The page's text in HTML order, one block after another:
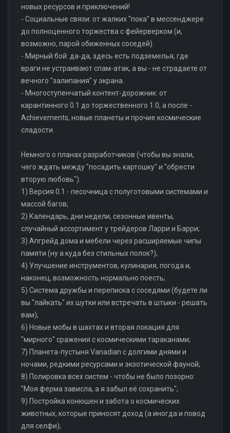
новых ресурсов и приключений!
- Социальные связи: от жалких "пока" в мессенджере
до полноценного торжества с фейерверком (и,
возможно, парой обиженных соседей).
- Мирный бой: да-да, здесь есть подземелья, где
враги не устраивают спам-атак, а вы - не страдаете от
вечного "залипания" у экрана.
- Многоступенчатый контент-дорожник: от
карантинного 0.1 до торжественного 1.0, а после -
Achievements, новые планеты и прочие космические
сладости.
Немного о планах разработчиков (чтобы вы знали,
чего ждать между "посадить картошку" и "обрести
вторую любовь"):
1) Версия 0.1 - песочница с полуготовыми системами и
массой багов;
2) Календарь, дни недели, сезонные ивенты,
случайный ассортимент у трейдеров Ларри и Барри;
3) Апгрейд дома и мебели через расширяемые чипы
памяти (ну а куда без стильных полок?);
4) Улучшение инструментов, кулинария, погода и,
наконец, возможность нормально поесть;
5) Система дружбы и переписка с соседями (будете ли
вы "лайкать" их шутки или встречать в штыки - решать
вам);
6) Новые мобы в шахтах и вторая локация для
"мирного" сражения с космическими тараканами;
7) Планета-пустыня Vanadian с долгими днями и
ночами, редкими ресурсами и экзотической фауной;
8) Полировка всех систем - чтобы не было позорно:
"Моя ферма зависла, а я забыл её сохранить";
9) Постройка конюшен и забота о космических
животных, которые приносят доход (а иногда и повод
для селфи);